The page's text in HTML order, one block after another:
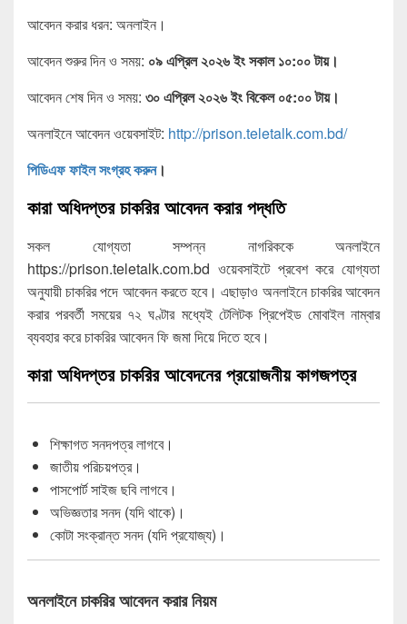
আবেদন করার ধরন: অনলাইন।
আবেদন শুরুর দিন ও সময়: ০৯ এপ্রিল ২০২৬ ইং সকাল ১০:০০ টায়।
আবেদন শেষ দিন ও সময়: ৩০ এপ্রিল ২০২৬ ইং বিকেল ০৫:০০ টায়।
অনলাইনে আবেদন ওয়েবসাইট: http://prison.teletalk.com.bd/
পিডিএফ ফাইল সংগ্রহ করুন।
কারা অধিদপ্তর চাকরির আবেদন করার পদ্ধতি
সকল যোগ্যতা সম্পন্ন নাগরিককে অনলাইনে
https://prison.teletalk.com.bd ওয়েবসাইটে প্রবেশ করে যোগ্যতা
অনুযায়ী চাকরির পদে আবেদন করতে হবে। এছাড়াও অনলাইনে চাকরির আবেদন
করার পরবর্তী সময়ের ৭২ ঘণ্টার মধ্যেই টেলিটক প্রিপেইড মোবাইল নাম্বার
ব্যবহার করে চাকরির আবেদন ফি জমা দিয়ে দিতে হবে।
কারা অধিদপ্তর চাকরির আবেদনের প্রয়োজনীয় কাগজপত্র
শিক্ষাগত সনদপত্র লাগবে।
জাতীয় পরিচয়পত্র।
পাসপোর্ট সাইজ ছবি লাগবে।
অভিজ্ঞতার সনদ (যদি থাকে)।
কোটা সংক্রান্ত সনদ (যদি প্রযোজ্য)।
অনলাইনে চাকরির আবেদন করার নিয়ম